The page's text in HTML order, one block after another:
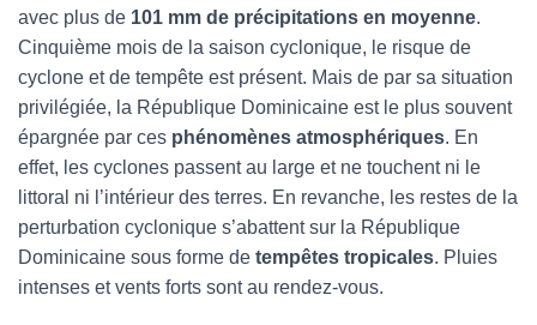
avec plus de 101 mm de précipitations en moyenne.
Cinquième mois de la saison cyclonique, le risque de
cyclone et de tempête est présent. Mais de par sa situation
privilégiée, la République Dominicaine est le plus souvent
épargnée par ces phénomènes atmosphériques. En
effet, les cyclones passent au large et ne touchent ni le
littoral ni l’intérieur des terres. En revanche, les restes de la
perturbation cyclonique s’abattent sur la République
Dominicaine sous forme de tempêtes tropicales. Pluies
intenses et vents forts sont au rendez-vous.